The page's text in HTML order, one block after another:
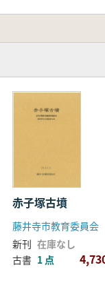
赤子塚古墳
藤井寺市教育委員会
新刊 在庫なし
古書 1 点